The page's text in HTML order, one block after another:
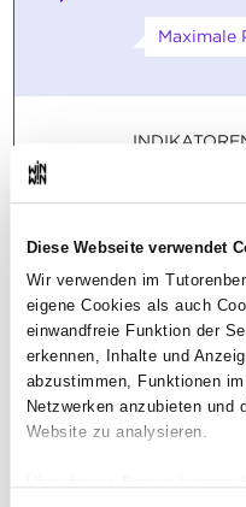
Diese Webseite verwendet
Wir verwenden im
eigene Cookies als auch
einwandfreie Funktion der
erkennen, Inhalte und
abzustimmen, Funktionen
Netzwerken anzubieten und
Website zu analysieren.
Maximale
Er
SOCKEL
Die Tische
angeordnet.